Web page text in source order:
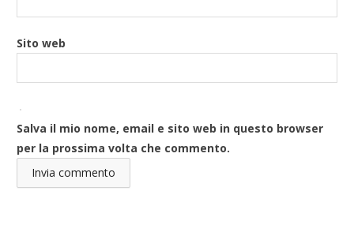
Sito web
Salva il mio nome, email e sito web in questo browser
per la prossima volta che commento.